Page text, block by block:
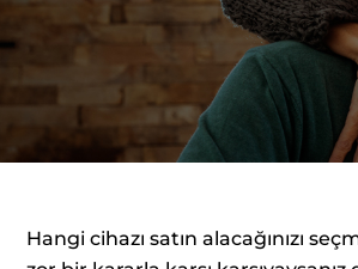
Hangi cihazı satın alacağınızı